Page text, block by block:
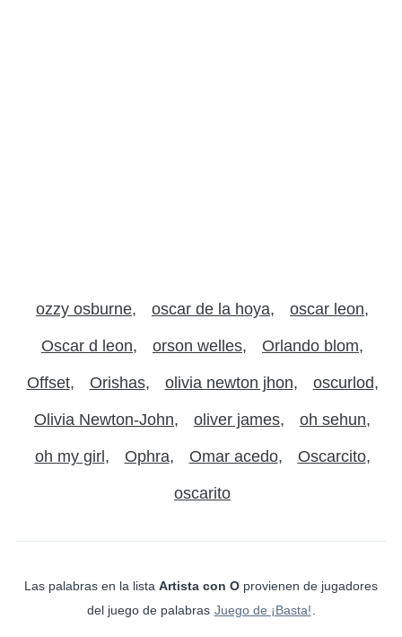
ozzy osburne oscar de la hoya oscar leon
Oscar d leon orson welles Orlando blom
Offset Orishas olivia newton jhon oscurlod
Olivia Newton-John oliver james oh sehun
oh my girl Ophra Omar acedo Oscarcito
oscarito
Las palabras en la lista Artista con O provienen de jugadores
del juego de palabras Juego de ¡Basta!